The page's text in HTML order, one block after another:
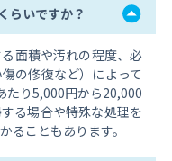
らいですか？
面積や汚れの程度、必
の修復など）によって
たり5,000円から20,000
る場合や特殊な処理を
ることもあります。